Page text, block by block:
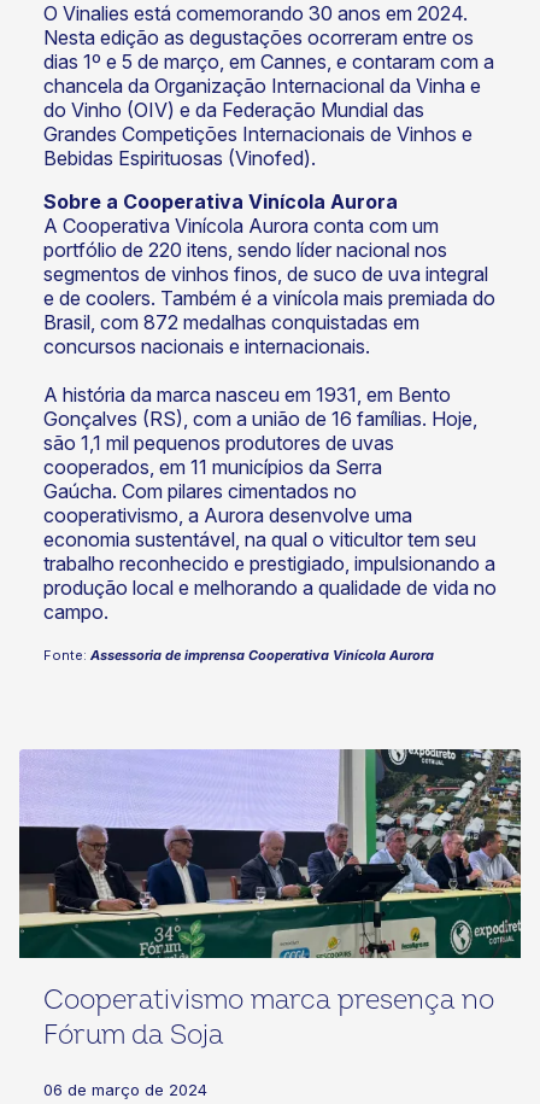
O Vinalies está comemorando 30 anos em 2024.
Nesta edição as degustações ocorreram entre os
dias 1º e 5 de março, em Cannes, e contaram com a
chancela da Organização Internacional da Vinha e
do Vinho (OIV) e da Federação Mundial das
Grandes Competições Internacionais de Vinhos e
Bebidas Espirituosas (Vinofed).
Sobre a Cooperativa Vinícola Aurora
A Cooperativa Vinícola Aurora conta com um
portfólio de 220 itens, sendo líder nacional nos
segmentos de vinhos finos, de suco de uva integral
e de coolers. Também é a vinícola mais premiada do
Brasil, com 872 medalhas conquistadas em
concursos nacionais e internacionais.
A história da marca nasceu em 1931, em Bento
Gonçalves (RS), com a união de 16 famílias. Hoje,
são 1,1 mil pequenos produtores de uvas
cooperados, em 11 municípios da Serra
Gaúcha. Com pilares cimentados no
cooperativismo, a Aurora desenvolve uma
economia sustentável, na qual o viticultor tem seu
trabalho reconhecido e prestigiado, impulsionando a
produção local e melhorando a qualidade de vida no
campo.
Fonte: Assessoria de imprensa Cooperativa Vinícola Aurora
Cooperativismo marca presença no
Fórum da Soja
06 de março de 2024